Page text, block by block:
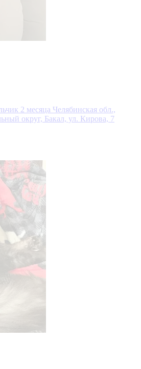
2 месяца Челябинская обл.,
округ, Бакал, ул. Кирова, 7